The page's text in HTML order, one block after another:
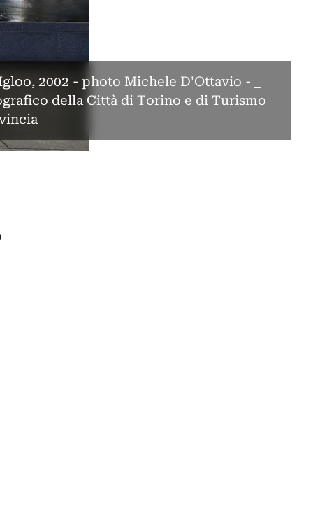
2002 - photo Michele D'Ottavio - _
della Città di Torino e di Turismo